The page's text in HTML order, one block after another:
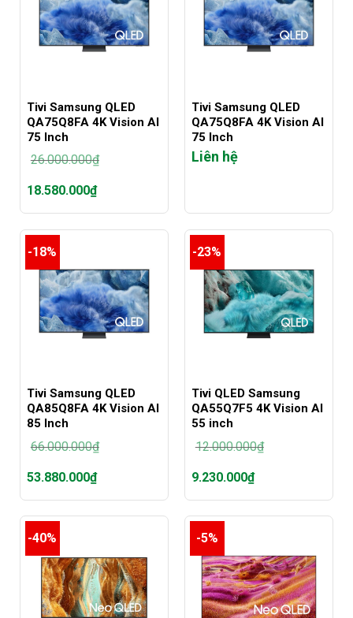
Tivi Samsung QLED
QA75Q8FA 4K Vision AI
75 Inch
26.000.000₫
Giá
gốc
là:
18.580.000₫
Giá
hiện
là:
18.580.000₫.
Tivi Samsung QLED
QA75Q8FA 4K Vision AI
75 Inch
Liên hệ
-18%
Tivi Samsung QLED
QA85Q8FA 4K Vision AI
85 Inch
66.000.000₫
gốc
là:
53.880.000₫
Giá
hiện
là:
53.880.000₫.
-23%
Tivi QLED Samsung
QA55Q7F5 4K Vision AI
55 inch
12.000.000₫
gốc
là:
9.230.000₫
Giá
hiện
là:
9.230.000₫.
-40% -5%